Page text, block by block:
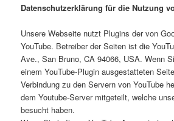
Datenschutzerklärung für die Nutzung
Unsere Webseite nutzt Plugins der von
YouTube. Betreiber der Seiten ist die
Ave., San Bruno, CA 94066, USA. Wenn
einem YouTube-Plugin ausgestatteten
Verbindung zu den Servern von YouTube
dem Youtube-Server mitgeteilt, welche
besucht haben.